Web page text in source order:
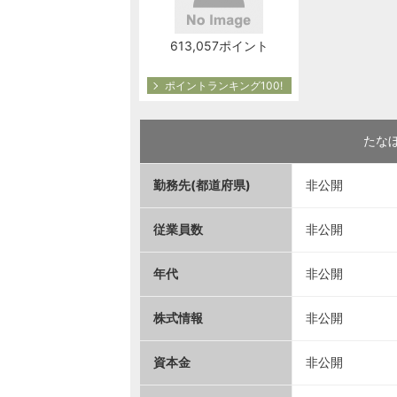
613,057ポイント
ポイントランキング100!
たな
勤務先(都道府県) 非公開
従業員数 非公開
年代 非公開
株式情報 非公開
資本金 非公開